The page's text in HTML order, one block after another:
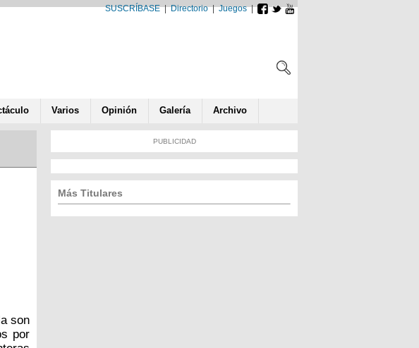
SUSCRÍBASE|Directorio|Juegos|
Varios Opinión Galería Archivo
son
por
PUBLICIDAD
Más Titulares